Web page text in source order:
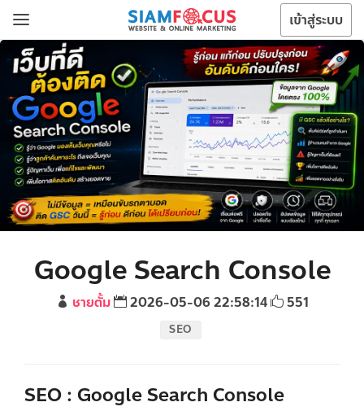
เข้าสู่ระบบ
Google Search Console
ชายตั้ม 2026-05-06 22:58:14 551
SEO
SEO : Google Search Console